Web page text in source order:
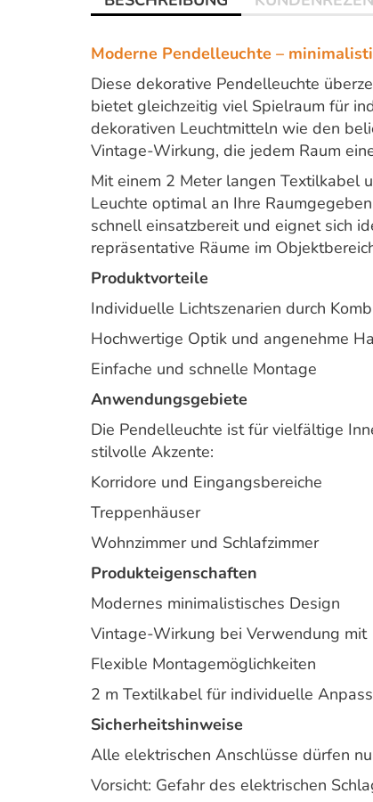
Moderne Pendelleuchte –
Diese dekorative Pendelleuchte
bietet gleichzeitig viel Spielraum für
dekorativen Leuchtmitteln wie den
Vintage-Wirkung, die jedem Raum
Mit einem 2 Meter langen Textilkabel
Leuchte optimal an Ihre
schnell einsatzbereit und eignet sich
repräsentative Räume im
Produktvorteile
Individuelle Lichtszenarien durch
Hochwertige Optik und angenehme
Einfache und schnelle Montage
Anwendungsgebiete
Die Pendelleuchte ist für vielfältige
stilvolle Akzente:
Korridore und Eingangsbereiche
Treppenhäuser
Wohnzimmer und Schlafzimmer
Produkteigenschaften
Modernes minimalistisches Design
Vintage-Wirkung bei Verwendung
Flexible Montagemöglichkeiten
2 m Textilkabel für individuelle
Sicherheitshinweise
Alle elektrischen Anschlüsse dürfen
Vorsicht: Gefahr des elektrischen